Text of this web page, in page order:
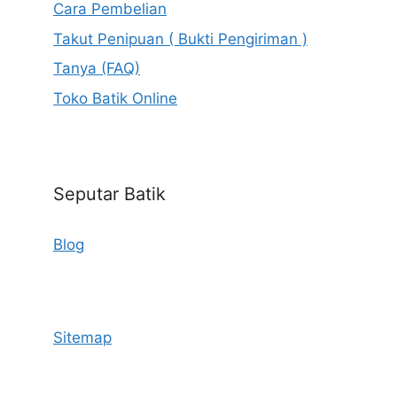
Cara Pembelian
Takut Penipuan ( Bukti Pengiriman )
Tanya (FAQ)
Toko Batik Online
Seputar Batik
Blog
Sitemap